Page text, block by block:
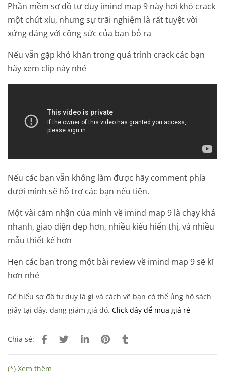
Phần mềm sơ đồ tư duy imind map 9 này hơi khó crack
một chút xíu, nhưng sự trãi nghiệm là rất tuyệt vời
xứng đáng với công sức của bạn bỏ ra
Nếu vẫn gặp khó khăn trong quá trình crack các bạn
hãy xem clip này nhé
Nếu các bạn vẫn không làm được hãy comment phía
dưới mình sẽ hỗ trợ các bạn nếu tiện.
Một vài cảm nhận của mình về imind map 9 là chạy khá
nhanh, giao diện đẹp hơn, nhiều kiểu hiển thị, và nhiều
mẫu thiết kế hơn
Hẹn các bạn trong một bài review về imind map 9 sẽ kĩ
hơn nhé
Để hiểu sơ đồ tư duy là gì và cách vẽ bạn có thể ủng hộ sách
giấy tại đây, đang giảm giá đó. Click đây để mua giá rẻ
Chia sẻ:
(*) Xem thêm